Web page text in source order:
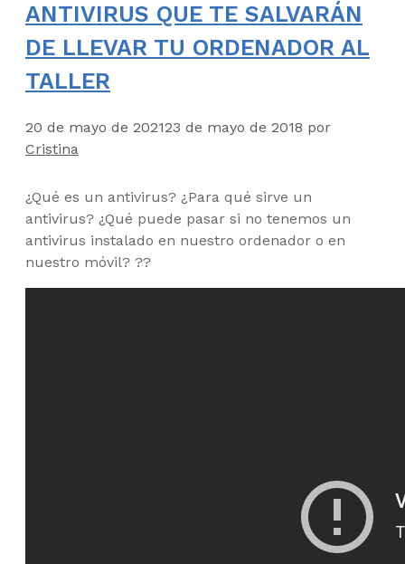
ANTIVIRUS QUE TE SALVARÁN
DE LLEVAR TU ORDENADOR AL
TALLER
20 de mayo de 202123 de mayo de 2018 por
Cristina
¿Qué es un antivirus? ¿Para qué sirve un
antivirus? ¿Qué puede pasar si no tenemos un
antivirus instalado en nuestro ordenador o en
nuestro móvil? ??